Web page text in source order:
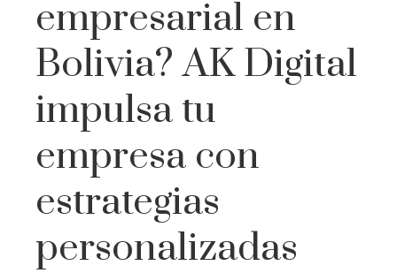
empresarial en
Bolivia? AK Digital
impulsa tu
empresa con
estrategias
personalizadas